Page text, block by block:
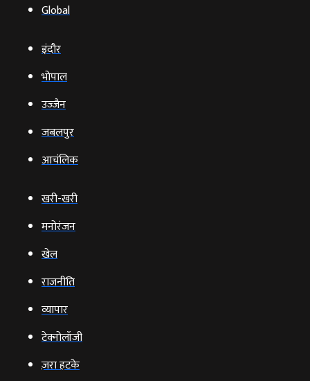
Global
इंदौर
भोपाल
उज्‍जैन
जबलपुर
आचंलिक
खरी-खरी
मनोरंजन
खेल
राजनीति
व्‍यापार
टेक्‍नोलॉजी
ज़रा हटके